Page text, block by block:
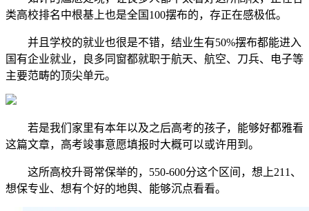
类高校排名中根基上也是全国100摆布的，存正在感极低。
并且学校的就业也很是不错，结业生有50%摆布都能进入
国有企业就业，良多同窗都就职于航天、航空、刀兵、电子等
主要范畴的顶尖单元。
若是我们家里有本年以及之后高考的孩子，能够好都雅看
这篇文章，高考竣事意愿填报时大概可以或许用到。
这所高校升哥常保举的，550-600分这个区间，想上211、
想保专业、想有个好的地舆、能够沉点看看。